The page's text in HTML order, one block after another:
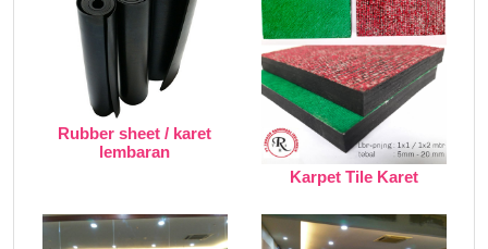
Rubber sheet / karet
lembaran
Karpet Tile Karet